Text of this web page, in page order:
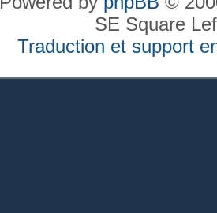
SE Square
Traduction et support